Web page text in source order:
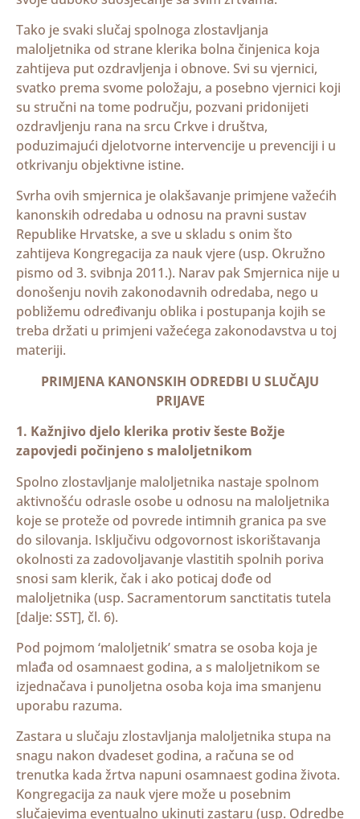
Tako je svaki slučaj spolnoga zlostavljanja
maloljetnika od strane klerika bolna činjenica koja
zahtijeva put ozdravljenja i obnove. Svi su vjernici,
svatko prema svome položaju, a posebno vjernici koji
su stručni na tome području, pozvani pridonijeti
ozdravljenju rana na srcu Crkve i društva,
poduzimajući djelotvorne intervencije u prevenciji i u
otkrivanju objektivne istine.
Svrha ovih smjernica je olakšavanje primjene važećih
kanonskih odredaba u odnosu na pravni sustav
Republike Hrvatske, a sve u skladu s onim što
zahtijeva Kongregacija za nauk vjere (usp. Okružno
pismo od 3. svibnja 2011.). Narav pak Smjernica nije u
donošenju novih zakonodavnih odredaba, nego u
pobližemu određivanju oblika i postupanja kojih se
treba držati u primjeni važećega zakonodavstva u toj
materiji.
PRIMJENA KANONSKIH ODREDBI U SLUČAJU
PRIJAVE
1. Kažnjivo djelo klerika protiv šeste Božje
zapovjedi počinjeno s maloljetnikom
Spolno zlostavljanje maloljetnika nastaje spolnom
aktivnošću odrasle osobe u odnosu na maloljetnika
koje se proteže od povrede intimnih granica pa sve
do silovanja. Isključivu odgovornost iskorištavanja
okolnosti za zadovoljavanje vlastitih spolnih poriva
snosi sam klerik, čak i ako poticaj dođe od
maloljetnika (usp. Sacramentorum sanctitatis tutela
[dalje: SST], čl. 6).
Pod pojmom ‘maloljetnik’ smatra se osoba koja je
mlađa od osamnaest godina, a s maloljetnikom se
izjednačava i punoljetna osoba koja ima smanjenu
uporabu razuma.
Zastara u slučaju zlostavljanja maloljetnika stupa na
snagu nakon dvadeset godina, a računa se od
trenutka kada žrtva napuni osamnaest godina života.
Kongregacija za nauk vjere može u posebnim
slučajevima eventualno ukinuti zastaru (usp. Odredbe